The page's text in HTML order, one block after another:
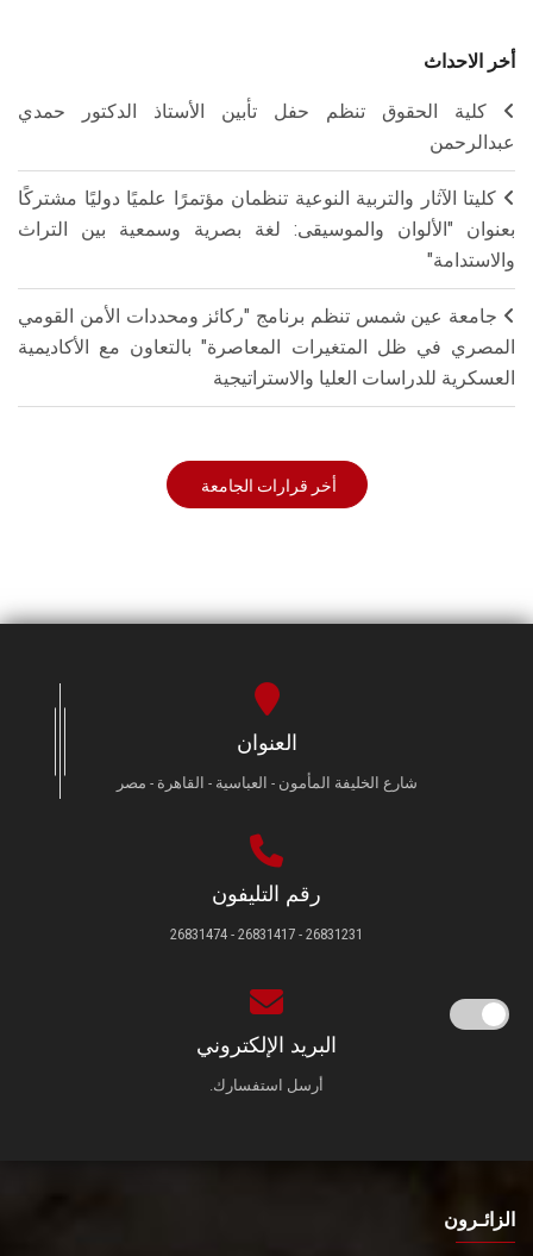
أخر الاحداث
كلية الحقوق تنظم حفل تأبين الأستاذ الدكتور حمدي
عبدالرحمن
كليتا الآثار والتربية النوعية تنظمان مؤتمرًا علميًا دوليًا مشتركًا
بعنوان "الألوان والموسيقى: لغة بصرية وسمعية بين التراث
والاستدامة"
جامعة عين شمس تنظم برنامج "ركائز ومحددات الأمن القومي
المصري في ظل المتغيرات المعاصرة" بالتعاون مع الأكاديمية
العسكرية للدراسات العليا والاستراتيجية
أخر قرارات الجامعة
العنوان
شارع الخليفة المأمون - العباسية - القاهرة - مصر
رقم التليفون
26831231 - 26831417 - 26831474
البريد الإلكتروني
أرسل استفسارك.
الزائـرون